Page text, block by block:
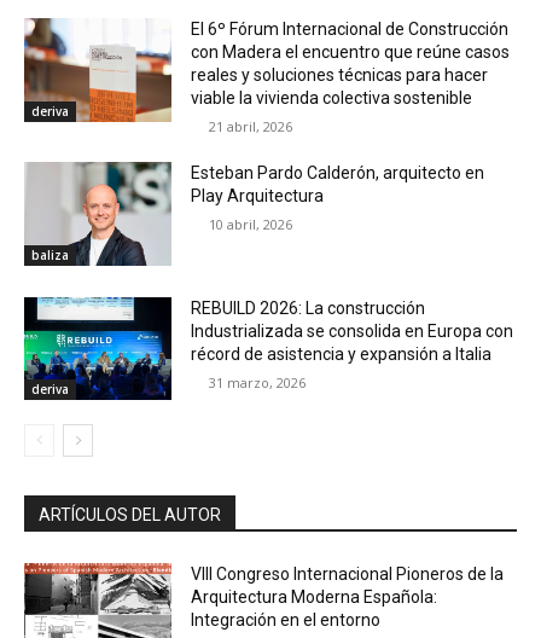
deriva
El 6º Fórum Internacional de Construcción
con Madera el encuentro que reúne casos
reales y soluciones técnicas para hacer
viable la vivienda colectiva sostenible
21 abril, 2026
baliza
Esteban Pardo Calderón, arquitecto en
Play Arquitectura
10 abril, 2026
deriva
REBUILD 2026: La construcción
Industrializada se consolida en Europa con
récord de asistencia y expansión a Italia
31 marzo, 2026
ARTÍCULOS DEL AUTOR
VIII Congreso Internacional Pioneros de la
Arquitectura Moderna Española:
Integración en el entorno